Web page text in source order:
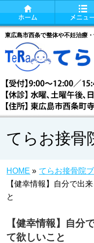
東広島市西条で整体や不妊治療・
てらお接骨
HOME » てらお接骨院
【健幸情報】自分で出
と
【健幸情報】自分
て欲しいこと